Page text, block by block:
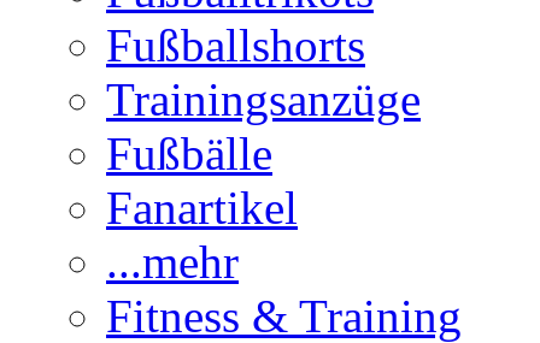
Fußballshorts
Trainingsanzüge
Fußbälle
Fanartikel
...mehr
Fitness & Training